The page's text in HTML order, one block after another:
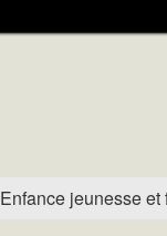
Enfance jeunesse et